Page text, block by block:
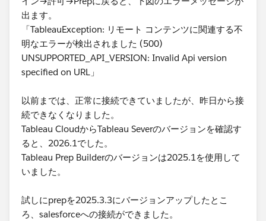
出ます。
「TableauException: リモート コンテンツに関連する不
明なエラーが検出されました (500)
UNSUPPORTED_API_VERSION: Invalid Api version
specified on URL」
以前までは、正常に接続できていましたが、昨日から接
続できなくなりました。
Tableau CloudからTableau Severのバージョンを確認す
ると、2026.1でした。
Tableau Prep Builderのバージョンは2025.1を使用して
いました。
試しにprepを2025.3.3にバージョンアップしたとこ
ろ、salesforceへの接続ができました。